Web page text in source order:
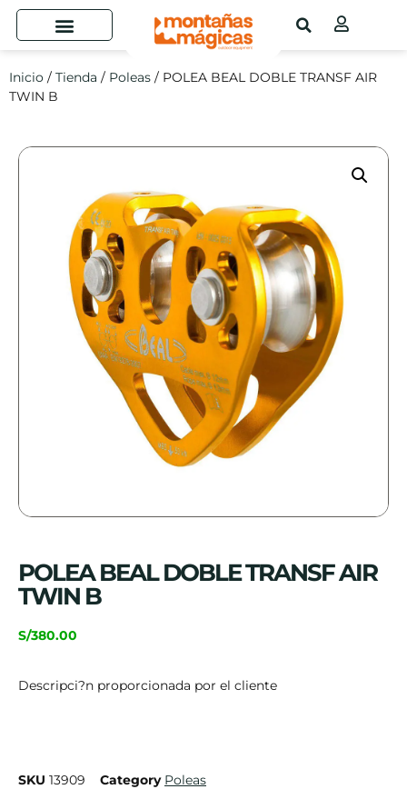
Inicio / Tienda / Poleas / POLEA BEAL DOBLE TRANSF AIR
TWIN B
POLEA BEAL DOBLE TRANSF AIR
TWIN B
S/380.00
Descripci?n proporcionada por el cliente
SKU 13909 Category Poleas